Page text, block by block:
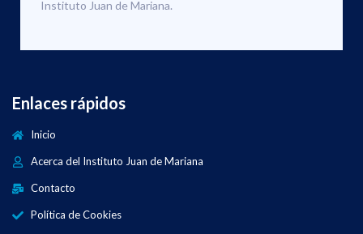
Instituto Juan de Mariana.
Enlaces rápidos
Inicio
Acerca del Instituto Juan de Mariana
Contacto
Política de Cookies